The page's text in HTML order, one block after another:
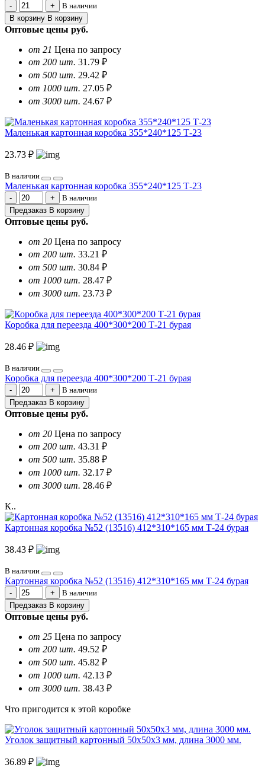
В наличии
В корзину В корзину
Оптовые цены руб.
от 21 Цена по запросу
от 200 шт. 31.79 ₽
от 500 шт. 29.42 ₽
от 1000 шт. 27.05 ₽
от 3000 шт. 24.67 ₽
Маленькая картонная коробка 355*240*125 Т-23
23.73 ₽
В наличии
Маленькая картонная коробка 355*240*125 Т-23
В наличии
Предзаказ В корзину
Оптовые цены руб.
от 20 Цена по запросу
от 200 шт. 33.21 ₽
от 500 шт. 30.84 ₽
от 1000 шт. 28.47 ₽
от 3000 шт. 23.73 ₽
Коробка для переезда 400*300*200 Т-21 бурая
28.46 ₽
В наличии
Коробка для переезда 400*300*200 Т-21 бурая
В наличии
Предзаказ В корзину
Оптовые цены руб.
от 20 Цена по запросу
от 200 шт. 43.31 ₽
от 500 шт. 35.88 ₽
от 1000 шт. 32.17 ₽
от 3000 шт. 28.46 ₽
К..
Картонная коробка №52 (13516) 412*310*165 мм Т-24 бурая
38.43 ₽
В наличии
Картонная коробка №52 (13516) 412*310*165 мм Т-24 бурая
В наличии
Предзаказ В корзину
Оптовые цены руб.
от 25 Цена по запросу
от 200 шт. 49.52 ₽
от 500 шт. 45.82 ₽
от 1000 шт. 42.13 ₽
от 3000 шт. 38.43 ₽
Что пригодится к этой коробке
Уголок защитный картонный 50х50х3 мм, длина 3000 мм.
36.89 ₽